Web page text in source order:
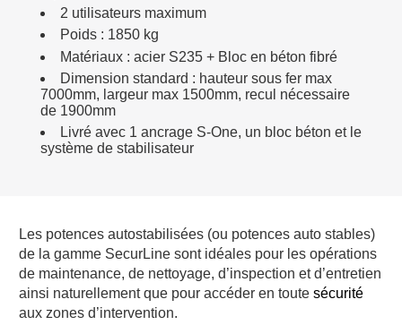
2 utilisateurs maximum
Poids : 1850 kg
Matériaux : acier S235 + Bloc en béton fibré
Dimension standard : hauteur sous fer max
7000mm, largeur max 1500mm, recul nécessaire
de 1900mm
Livré avec 1 ancrage S-One, un bloc béton et le
système de stabilisateur
Les potences autostabilisées (ou potences auto stables)
de la gamme SecurLine sont idéales pour les opérations
de maintenance, de nettoyage, d’inspection et d’entretien
ainsi naturellement que pour accéder en toute sécurité
aux zones d’intervention.